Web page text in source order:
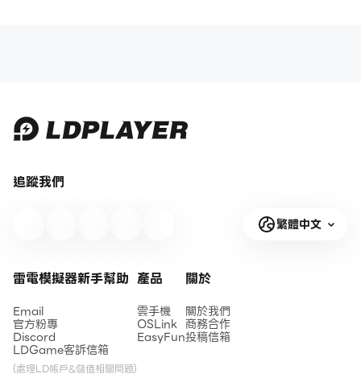
追蹤我們
繁體中文
雷電模擬器新手幫助
Email
官方粉專
Discord
LDGame客訴信箱
(處理LD帳戶&儲值相關問題)
產品
雲手機
OSLink
EasyFun
關於
關於我們
商務合作
投稿信箱